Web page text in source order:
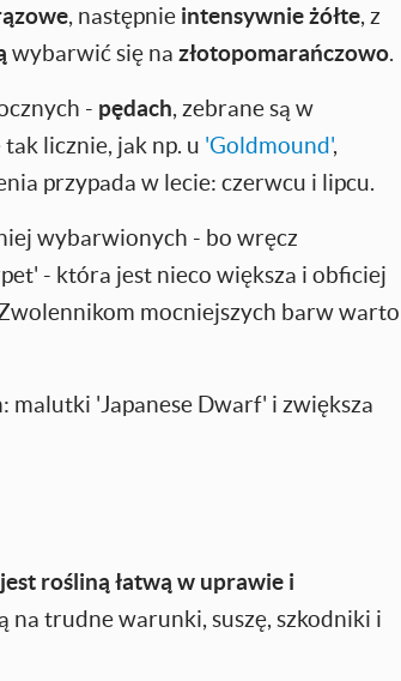
, następnie intensywnie żółte, z
wybarwić się na złotopomarańczowo.
- pędach, zebrane są w
licznie, jak np. u 'Goldmound',
przypada w lecie: czerwcu i lipcu.
wybarwionych - bo wręcz
- która jest nieco większa i obficiej
mocniejszych barw warto
'Japanese Dwarf' i zwiększa
jest rośliną łatwą w uprawie i
trudne warunki, suszę, szkodniki i